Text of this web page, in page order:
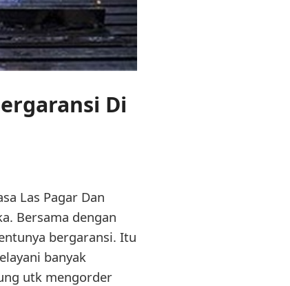
Di
Las Pagar Dan
Bersama dengan
bergaransi. Itu
banyak
utk mengorder